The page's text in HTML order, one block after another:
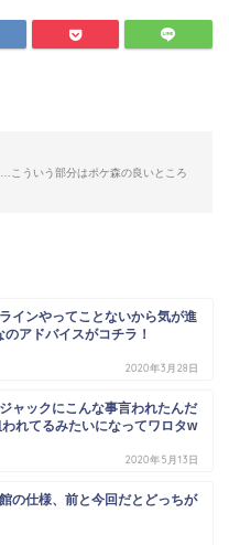
こういう部分はポケ森の良いところ
インやってことないから気が進
アドバイスがコチラ！
2020年3月28日
ャックにこんな事言われたんだ
れてるみたいになってワロタw
2020年5月13日
の仕様、前と今回だとどっちが